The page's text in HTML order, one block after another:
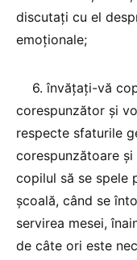
discutaţi cu el
emoţionale;
6. învăţaţi-vă
corespunzător şi
respecte sfaturile
corespunzătoare
copilul să se spele
şcoală, când se
servirea mesei,
de câte ori este